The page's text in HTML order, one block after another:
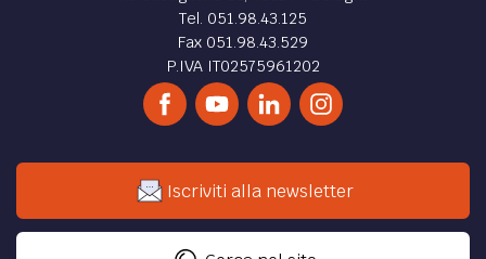
Tel. 051.98.43.125
Fax 051.98.43.529
P.IVA IT02575961202
Iscriviti alla newsletter